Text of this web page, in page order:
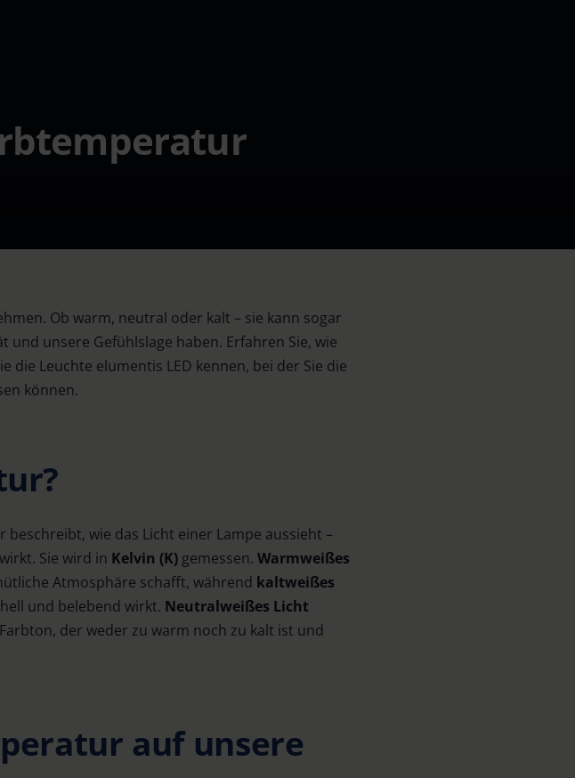
Ob warm, neutral oder kalt – sie kann sogar
unsere Gefühlslage haben. Erfahren Sie, wie
die Leuchte elumentis LED kennen, bei der Sie die
können.
beschreibt, wie das Licht einer Lampe aussieht –
Sie wird in Kelvin (K) gemessen. Warmweißes
Atmosphäre schafft, während kaltweißes
und belebend wirkt. Neutralweißes Licht
der weder zu warm noch zu kalt ist und
auf unsere